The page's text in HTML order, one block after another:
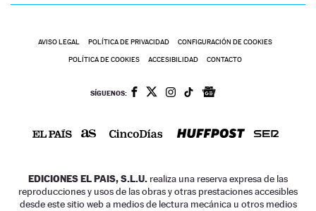
AVISO LEGAL POLÍTICA DE PRIVACIDAD CONFIGURACIÓN DE COOKIES
POLÍTICA DE COOKIES ACCESIBILIDAD CONTACTO
SÍGUENOS:
EDICIONES EL PAIS, S.L.U. realiza una reserva expresa de las
reproducciones y usos de las obras y otras prestaciones accesibles
desde este sitio web a medios de lectura mecánica u otros medios